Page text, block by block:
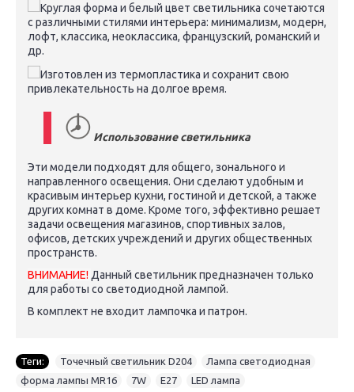
Круглая форма и белый цвет светильника сочетаются
с различными стилями интерьера: минимализм, модерн,
лофт, классика, неоклассика, французский, романский и
др.
Изготовлен ​​из термопластика и сохранит свою
привлекательность на долгое время.
Использование светильника
Эти модели подходят для общего, зонального и
направленного освещения. Они сделают удобным и
красивым интерьер кухни, гостиной и детской, а также
других комнат в доме. Кроме того, эффективно решает
задачи освещения магазинов, спортивных залов,
офисов, детских учреждений и других общественных
пространств.
ВНИМАНИЕ! Данный светильник предназначен только
для работы со светодиодной лампой.
В комплект не входит лампочка и патрон.
Теги: Точечный светильник D204 Лампа светодиодная
форма лампы MR16
7W E27 LED лампа